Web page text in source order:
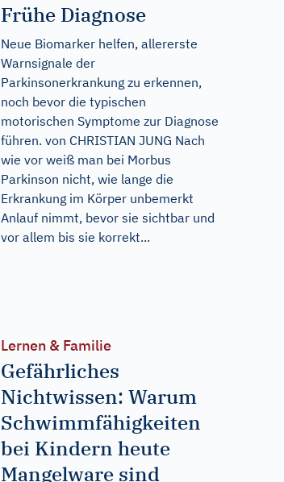
Frühe Diagnose
Neue Biomarker helfen, allererste
Warnsignale der
Parkinsonerkrankung zu erkennen,
noch bevor die typischen
motorischen Symptome zur Diagnose
führen. von CHRISTIAN JUNG Nach
wie vor weiß man bei Morbus
Parkinson nicht, wie lange die
Erkrankung im Körper unbemerkt
Anlauf nimmt, bevor sie sichtbar und
vor allem bis sie korrekt...
Lernen & Familie
Gefährliches
Nichtwissen: Warum
Schwimmfähigkeiten
bei Kindern heute
Mangelware sind